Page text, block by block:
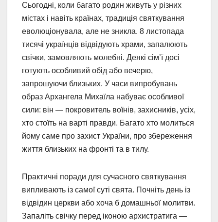
Сьогодні, коли багато родин живуть у різних
містах і навіть країнах, традиція святкування
еволюціонувала, але не зникла. 8 листопада
тисячі українців відвідують храми, запалюють
свічки, замовляють молебні. Деякі сім’ї досі
готують особливий обід або вечерю,
запрошуючи близьких. У часи випробувань
образ Архангела Михаїла набуває особливої
сили: він — покровитель воїнів, захисників, усіх,
хто стоїть на варті правди. Багато хто молиться
йому саме про захист України, про збереження
життя близьких на фронті та в тилу.
Практичні поради для сучасного святкування
випливають із самої суті свята. Почніть день із
відвідин церкви або хоча б домашньої молитви.
Запаліть свічку перед іконою архистратига —